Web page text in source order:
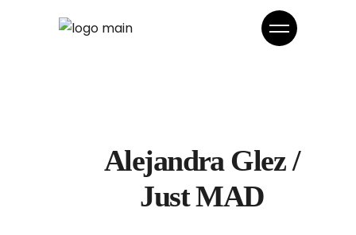
Alejandra Glez /
Just MAD